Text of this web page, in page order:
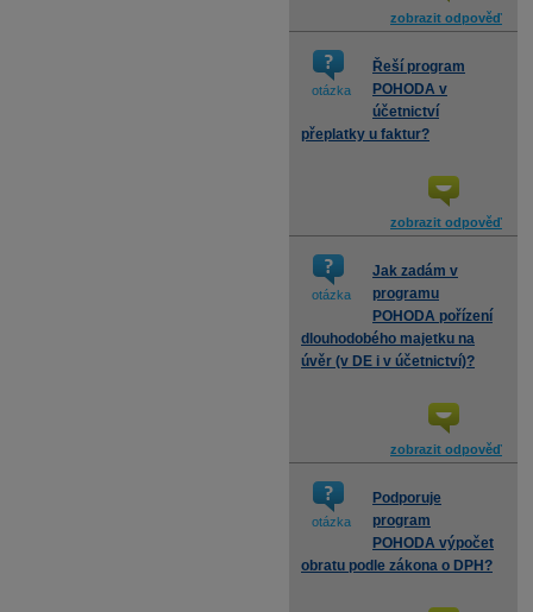
zobrazit odpověď
otázka
Řeší program
POHODA v
účetnictví
přeplatky u faktur?
zobrazit odpověď
otázka
Jak zadám v
programu
POHODA pořízení
dlouhodobého majetku na
úvěr (v DE i v účetnictví)?
zobrazit odpověď
otázka
Podporuje
program
POHODA výpočet
obratu podle zákona o DPH?